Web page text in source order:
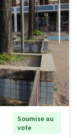
Soumise au
vote